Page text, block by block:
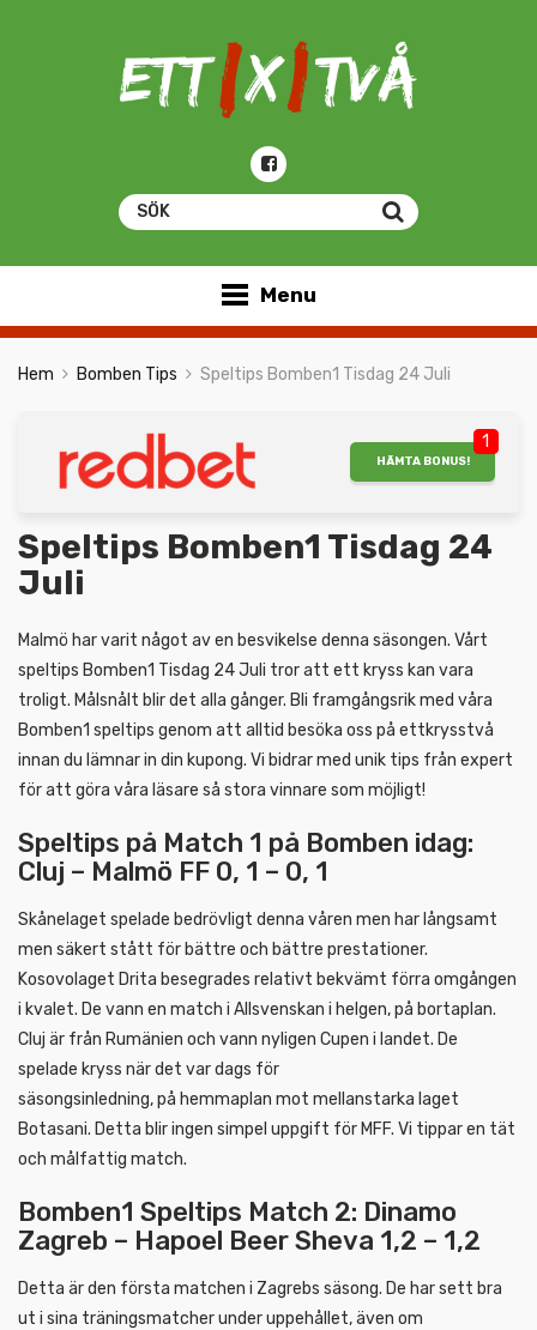
Menu
Hem Bomben Tips Speltips Bomben1 Tisdag 24 Juli
1
HÄMTA BONUS!
Speltips Bomben1 Tisdag 24
Juli
Malmö har varit något av en besvikelse denna säsongen. Vårt
speltips Bomben1 Tisdag 24 Juli tror att ett kryss kan vara
troligt. Målsnålt blir det alla gånger. Bli framgångsrik med våra
Bomben1 speltips genom att alltid besöka oss på ettkrysstvå
innan du lämnar in din kupong. Vi bidrar med unik tips från expert
för att göra våra läsare så stora vinnare som möjligt!
Speltips på Match 1 på Bomben idag:
Cluj – Malmö FF 0, 1 – 0, 1
Skånelaget spelade bedrövligt denna våren men har långsamt
men säkert stått för bättre och bättre prestationer.
Kosovolaget Drita besegrades relativt bekvämt förra omgången
i kvalet. De vann en match i Allsvenskan i helgen, på bortaplan.
Cluj är från Rumänien och vann nyligen Cupen i landet. De
spelade kryss när det var dags för
säsongsinledning, på hemmaplan mot mellanstarka laget
Botasani. Detta blir ingen simpel uppgift för MFF. Vi tippar en tät
och målfattig match.
Bomben1 Speltips Match 2: Dinamo
Zagreb – Hapoel Beer Sheva 1,2 – 1,2
Detta är den första matchen i Zagrebs säsong. De har sett bra
ut i sina träningsmatcher under uppehållet, även om